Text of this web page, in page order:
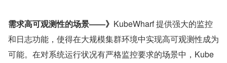
需求高可观测性的场景——》 KubeWharf 提供强大的监控
和日志功能，使得在大规模集群环境中实现高可观测性成为
可能。在对系统运行状况有严格监控要求的场景中，Kube